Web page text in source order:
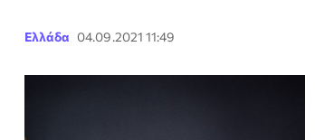
Ελλάδα 04.09.2021 11:49